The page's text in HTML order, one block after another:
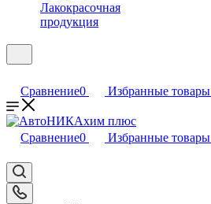
Лакокрасочная
продукция
Сравнение0 Избранные товары
Сравнение0 Избранные товары